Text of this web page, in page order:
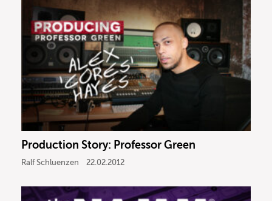
Production Story: Professor Green
Ralf Schluenzen 22.02.2012